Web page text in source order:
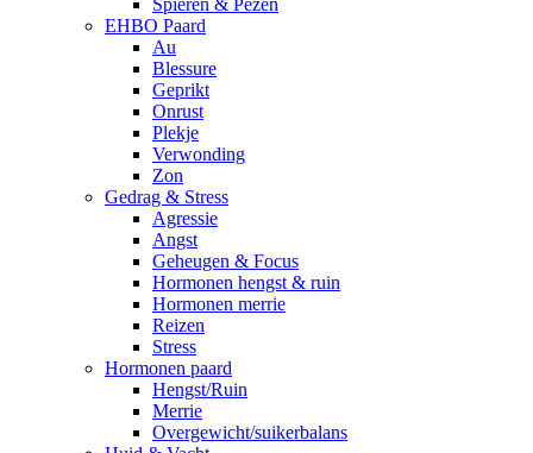
Spieren & Pezen
EHBO Paard
Au
Blessure
Geprikt
Onrust
Plekje
Verwonding
Zon
Gedrag & Stress
Agressie
Angst
Geheugen & Focus
Hormonen hengst & ruin
Hormonen merrie
Reizen
Stress
Hormonen paard
Hengst/Ruin
Merrie
Overgewicht/suikerbalans